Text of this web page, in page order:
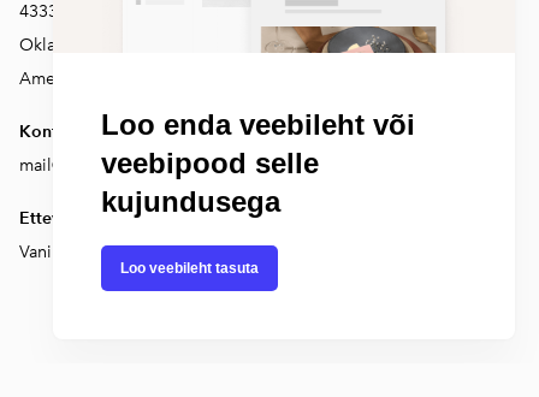
4333 Edwards Rd Erie,
Oklahoma 14355
Ameerika Ühendriigid
Kontakt
mail@test.com
Ettevõte
Vanilla OÜ
Loo enda veebileht või
veebipood selle
kujundusega
Loo veebileht tasuta